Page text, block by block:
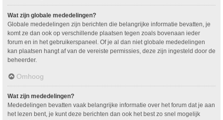
Wat zijn globale mededelingen?
Globale mededelingen zijn berichten die belangrijke informatie bevatten, je
komt ze dan ook op verschillende plaatsen tegen zoals bovenaan ieder
forum en in het gebruikerspaneel. Of je al dan niet globale mededelingen
kan plaatsen hangt af van de vereiste permissies, deze zijn ingesteld door de
beheerder.
Omhoog
Wat zijn mededelingen?
Mededelingen bevatten vaak belangrijke informatie over het forum dat je aan
het lezen bent, je kunt deze berichten dan ook het best zo snel mogelijk